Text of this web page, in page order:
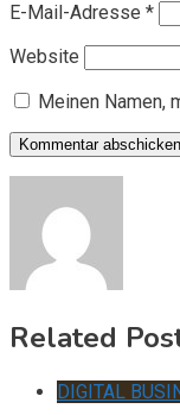
E-Mail-Adresse *
Website
Meinen Namen,
Related
DIGITAL